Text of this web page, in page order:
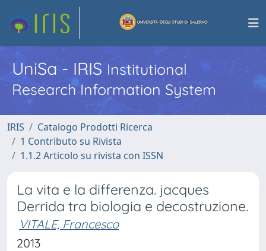
UniSa - IRISInstitutional
Research Information System
IRIS
Catalogo Prodotti Ricerca
1 Contributo su Rivista
1.1.2 Articolo su rivista con ISSN
La vita e la differenza. jacques
Derrida tra biologia e decostruzione.
VITALE, Francesco
2013